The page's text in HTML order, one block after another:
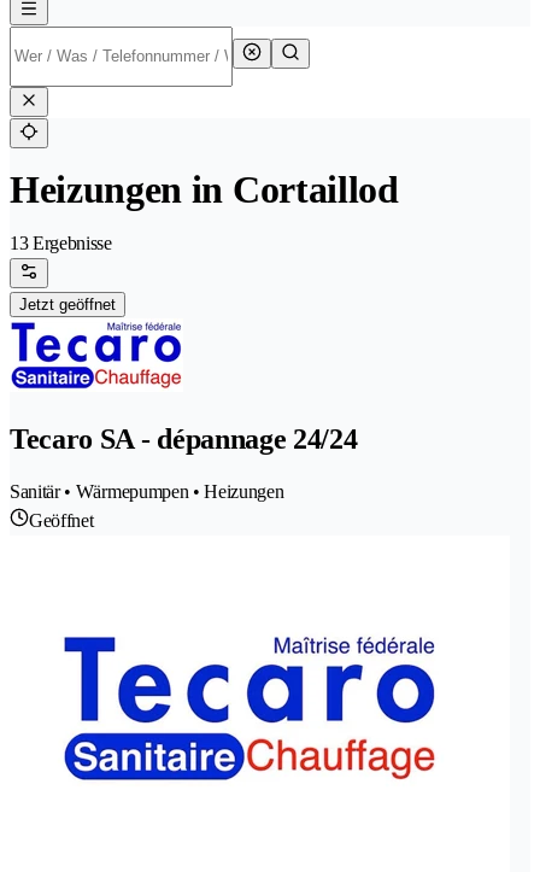
Heizungen in Cortaillod
13 Ergebnisse
Jetzt geöffnet
Tecaro SA - dépannage 24/24
Sanitär • Wärmepumpen • Heizungen
Geöffnet